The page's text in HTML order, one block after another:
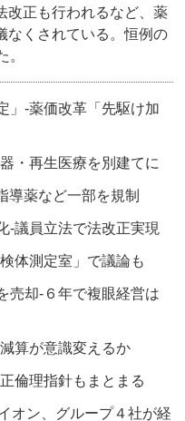
改正も行われるなど、薬
なくされている。恒例の
。
」‐薬価改革「先駆け加
・再生医療を別建てに
導薬など一部を規制
‐議員立法で法改正実現
体測定室」で議論も
売却‐６年で複眼経営は
算が意識変えるか
倫理指針もまとまる
オン、グループ４社が経